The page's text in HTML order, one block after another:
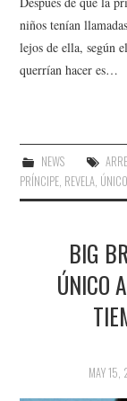
niños tenían
lejos de ella, según
querrían hacer es…
NEWS
PRÍNCIPE, REVELA, ÚNICO
BIG
ÚNICO
MAY 15,